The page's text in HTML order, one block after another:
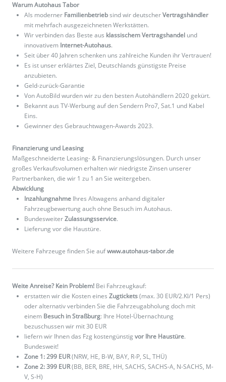
Warum Autohaus Tabor
Als moderner Familienbetriebsind wir deutscherVertragshändler
mit mehrfach ausgezeichneten Werkstätten.
Wir verbinden das Beste aus klassischem Vertragshandel und
innovativem Internet-Autohaus.
Seit über 40 Jahren schenken uns zahlreiche Kunden ihr Vertrauen!
Es ist unser erklärtes Ziel, Deutschlands günstigste Preise
anzubieten.
Geld-zurück-Garantie
Von AutoBild wurden wir zu den besten Autohändlern 2020 gekürt.
Bekannt aus TV-Werbung auf den Sendern Pro7, Sat.1 und Kabel
Eins.
Gewinner des Gebrauchtwagen-Awards 2023.
Finanzierung und Leasing
Maßgeschneiderte Leasing- & Finanzierungslösungen. Durch unser
großes Verkaufsvolumen erhalten wir niedrigste Zinsen unserer
Partnerbanken, die wir 1 zu 1 an Sie weitergeben.
Abwicklung
Inzahlungnahme Ihres Altwagens anhand digitaler
Fahrzeugbewertung auch ohne Besuch im Autohaus.
BundesweiterZulassungsservice.
Lieferung vor die Haustüre.
Weitere Fahrzeuge finden Sie aufwww.autohaus-tabor.de
Weite Anreise? Kein Problem! Bei Fahrzeugkauf:
erstatten wir die Kosten eines Zugtickets(max. 30 EUR/2.Kl/1 Pers)
oder alternativ verbinden Sie die Fahrzeugabholung doch mit
einem Besuch in Straßburg: Ihre Hotel-Übernachtung
bezuschussen wir mit 30 EUR
liefern wir Ihnen das Fzg kostengünstig vor Ihre Haustüre.
Bundesweit!
Zone 1: 299 EUR(NRW, HE, B-W, BAY, R-P, SL, THÜ)
Zone 2: 399 EUR(BB, BER, BRE, HH, SACHS, SACHS-A, N-SACHS, M-
V, S-H)